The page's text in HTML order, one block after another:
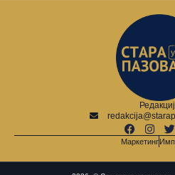
Маркетинг